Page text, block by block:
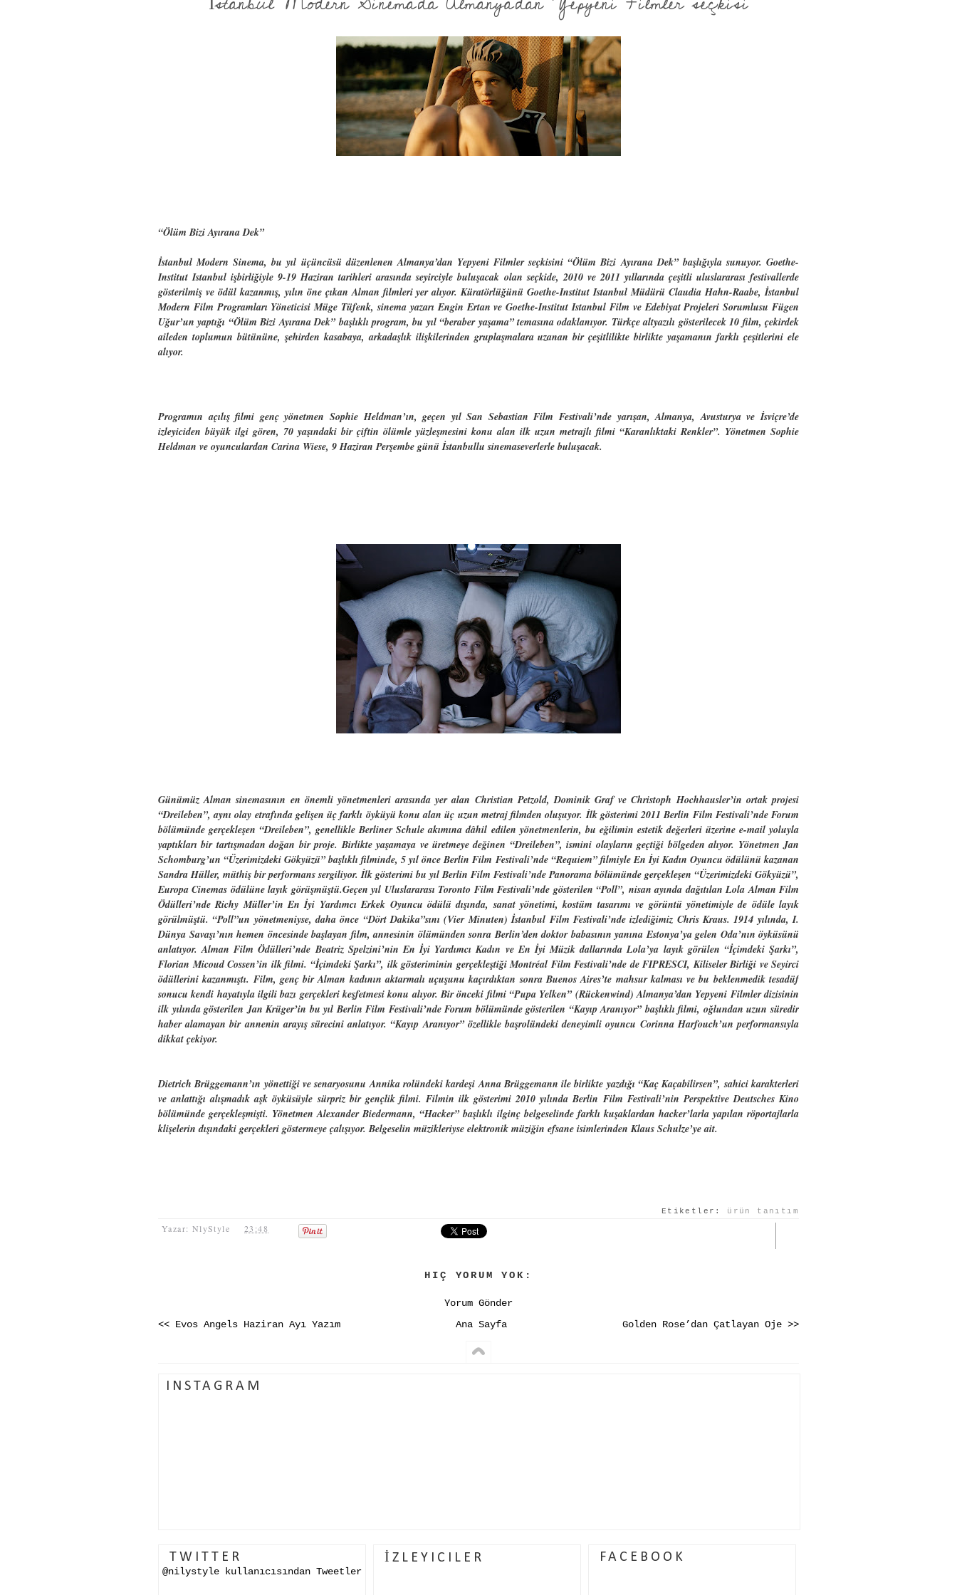
“Ölüm Bizi Ayırana Dek”
İstanbul Modern Sinema, bu yıl üçüncüsü düzenlenen Almanya’dan Yepyeni Filmler seçkisini “Ölüm Bizi Ayırana Dek” başlığıyla sunuyor. Goethe-
Institut Istanbul işbirliğiyle 9-19 Haziran tarihleri arasında seyirciyle buluşacak olan seçkide, 2010 ve 2011 yıllarında çeşitli uluslararası festivallerde
gösterilmiş ve ödül kazanmış, yılın öne çıkan Alman filmleri yer alıyor. Küratörlüğünü Goethe-Institut Istanbul Müdürü Claudia Hahn-Raabe, İstanbul
Modern Film Programları Yöneticisi Müge Tüfenk, sinema yazarı Engin Ertan ve Goethe-Institut Istanbul Film ve Edebiyat Projeleri Sorumlusu Fügen
Uğur’un yaptığı “Ölüm Bizi Ayırana Dek” başlıklı program, bu yıl “beraber yaşama” temasına odaklanıyor. Türkçe altyazılı gösterilecek 10 film, çekirdek
aileden toplumun bütününe, şehirden kasabaya, arkadaşlık ilişkilerinden gruplaşmalara uzanan bir çeşitlilikte birlikte yaşamanın farklı çeşitlerini ele
alıyor.
Programın açılış filmi genç yönetmen Sophie Heldman’ın, geçen yıl San Sebastian Film Festivali’nde yarışan, Almanya, Avusturya ve İsviçre’de
izleyiciden büyük ilgi gören, 70 yaşındaki bir çiftin ölümle yüzleşmesini konu alan ilk uzun metrajlı filmi “Karanlıktaki Renkler”. Yönetmen Sophie
Heldman ve oyunculardan Carina Wiese, 9 Haziran Perşembe günü İstanbullu sinemaseverlerle buluşacak.
Günümüz Alman sinemasının en önemli yönetmenleri arasında yer alan Christian Petzold, Dominik Graf ve Christoph Hochhausler’in ortak projesi
“Dreileben”, aynı olay etrafında gelişen üç farklı öyküyü konu alan üç uzun metraj filmden oluşuyor. İlk gösterimi 2011 Berlin Film Festivali’nde Forum
bölümünde gerçekleşen “Dreileben”, genellikle Berliner Schule akımına dâhil edilen yönetmenlerin, bu eğilimin estetik değerleri üzerine e-mail yoluyla
yaptıkları bir tartışmadan doğan bir proje. Birlikte yaşamaya ve üretmeye değinen “Dreileben”, ismini olayların geçtiği bölgeden alıyor. Yönetmen Jan
Schomburg’un “Üzerimizdeki Gökyüzü” başlıklı filminde, 5 yıl önce Berlin Film Festivali’nde “Requiem” filmiyle En İyi Kadın Oyuncu ödülünü kazanan
Sandra Hüller, müthiş bir performans sergiliyor. İlk gösterimi bu yıl Berlin Film Festivali’nde Panorama bölümünde gerçekleşen “Üzerimizdeki Gökyüzü”,
Europa Cinemas ödülüne layık görüşmüştü.Geçen yıl Uluslararası Toronto Film Festivali’nde gösterilen “Poll”, nisan ayında dağıtılan Lola Alman Film
Ödülleri’nde Richy Müller’in En İyi Yardımcı Erkek Oyuncu ödülü dışında, sanat yönetimi, kostüm tasarımı ve görüntü yönetimiyle de ödüle layık
görülmüştü. “Poll”un yönetmeniyse, daha önce “Dört Dakika”sını (Vier Minuten) İstanbul Film Festivali’nde izlediğimiz Chris Kraus. 1914 yılında, I.
Dünya Savaşı’nın hemen öncesinde başlayan film, annesinin ölümünden sonra Berlin’den doktor babasının yanına Estonya’ya gelen Oda’nın öyküsünü
anlatıyor. Alman Film Ödülleri’nde Beatriz Spelzini’nin En İyi Yardımcı Kadın ve En İyi Müzik dallarında Lola’ya layık görülen “İçimdeki Şarkı”,
Florian Micoud Cossen’in ilk filmi. “İçimdeki Şarkı”, ilk gösteriminin gerçekleştiği Montréal Film Festivali’nde de FIPRESCI, Kiliseler Birliği ve Seyirci
ödüllerini kazanmıştı. Film, genç bir Alman kadının aktarmalı uçuşunu kaçırdıktan sonra Buenos Aires’te mahsur kalması ve bu beklenmedik tesadüf
sonucu kendi hayatıyla ilgili bazı gerçekleri keşfetmesi konu alıyor. Bir önceki filmi “Pupa Yelken” (Rückenwind) Almanya’dan Yepyeni Filmler dizisinin
ilk yılında gösterilen Jan Krüger’in bu yıl Berlin Film Festivali’nde Forum bölümünde gösterilen “Kayıp Aranıyor” başlıklı filmi, oğlundan uzun süredir
haber alamayan bir annenin arayış sürecini anlatıyor. “Kayıp Aranıyor” özellikle başrolündeki deneyimli oyuncu Corinna Harfouch’un performansıyla
dikkat çekiyor.
Dietrich Brüggemann’ın yönettiği ve senaryosunu Annika rolündeki kardeşi Anna Brüggemann ile birlikte yazdığı “Kaç Kaçabilirsen”, sahici karakterleri
ve anlattığı alışmadık aşk öyküsüyle sürpriz bir gençlik filmi. Filmin ilk gösterimi 2010 yılında Berlin Film Festivali’nin Perspektive Deutsches Kino
bölümünde gerçekleşmişti. Yönetmen Alexander Biedermann, “Hacker” başlıklı ilginç belgeselinde farklı kuşaklardan hacker’larla yapılan röportajlarla
klişelerin dışındaki gerçekleri göstermeye çalışıyor. Belgeselin müzikleriyse elektronik müziğin efsane isimlerinden Klaus Schulze’ye ait.
Etiketler: ürün tanıtım
Yazar: NlyStyle 23:48
HIÇ YORUM YOK:
Yorum Gönder
<< Evos Angels Haziran Ayı Yazım
Golden Rose’dan Çatlayan Oje >>
Ana Sayfa
INSTAGRAM
TWITTER
@nilystyle kullanıcısından Tweetler
İZLEYICILER FACEBOOK